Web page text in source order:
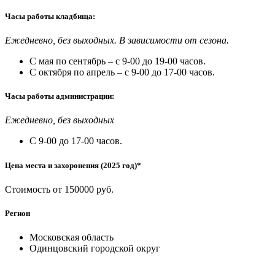
Часы работы кладбища:
Ежедневно, без выходных. В зависимости от сезона.
С мая по сентябрь – с 9-00 до 19-00 часов.
С октября по апрель – с 9-00 до 17-00 часов.
Часы работы администрации:
Ежедневно, без выходных
С 9-00 до 17-00 часов.
Цена места и захоронения (2025 год)*
Стоимость от 150000 руб.
Регион
Московская область
Одинцовский городской округ